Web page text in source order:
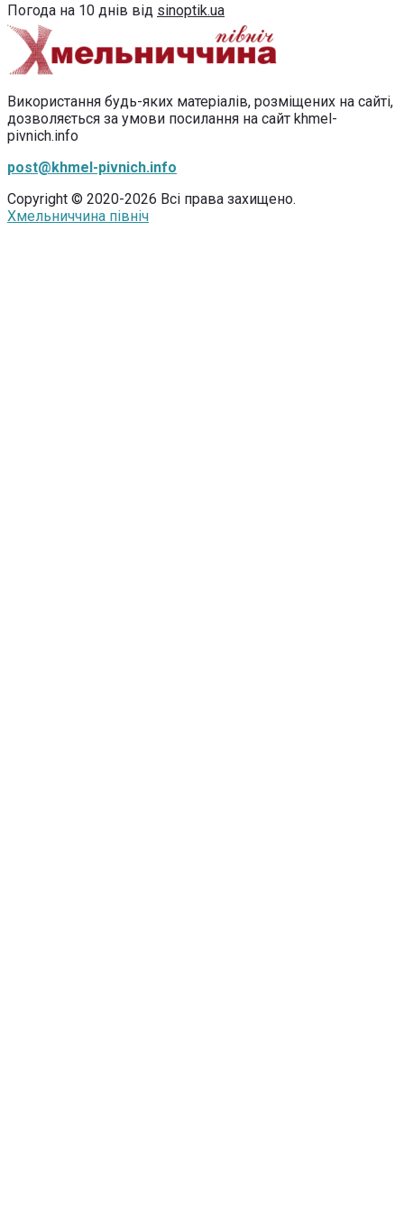
Погода на 10 днів від sinoptik.ua
Використання будь-яких матеріалів, розміщених на сайті,
дозволяється за умови посилання на сайт khmel-
pivnich.info
post@khmel-pivnich.info
Copyright © 2020-2026 Всі права захищено.
Хмельниччина північ